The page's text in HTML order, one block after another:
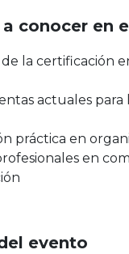
a conocer en
la certificación
actuales para
práctica en
en
evento